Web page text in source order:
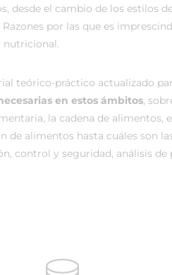
desde el cambio de los estilos
por las que es
nutricional.
teórico-práctico actualizado
en estos ámbitos,
la cadena de
alimentos hasta cuáles son
control y seguridad, análisis